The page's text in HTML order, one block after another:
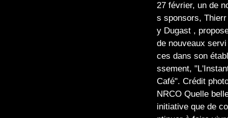
27 février, un de
s sponsors, Thierr
y Dugast ,
de nouveaux servi
ces dans son
ssement,
Café". Crédit
NRCO Quelle
initiative que de co